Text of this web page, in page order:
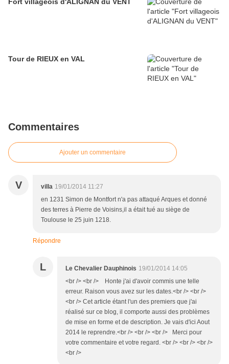
Tour de RIEUX en VAL
Commentaires
Ajouter un commentaire
V villa 19/01/2014 11:27
en 1231 Simon de Montfort n'a pas attaqué Arques et donné
des terres à Pierre de Voisins,il a était tué au siège de
Toulouse le 25 juin 1218.
Répondre
L Le Chevalier Dauphinois 19/01/2014 14:05
<br /> <br /> Honte j'ai d'avoir commis une telle
erreur. Raison vous avez sur les dates.<br /> <br />
<br /> Cet article étant l'un des premiers que j'ai
réalisé sur ce blog, il comporte aussi des problèmes
de mise en forme et de description. Je vais d'ici Aout
2014 le reprendre.<br /> <br /> <br /> Merci pour
votre commentaire et votre regard. <br /> <br /> <br />
<br />